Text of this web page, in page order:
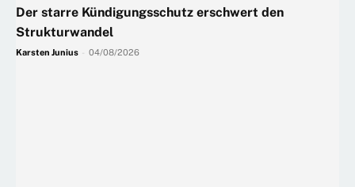
Der starre Kündigungsschutz erschwert den
Strukturwandel
Karsten Junius 04/08/2026